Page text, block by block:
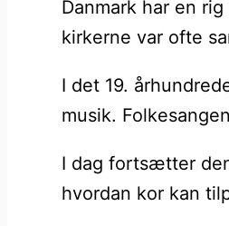
Danmark har en
kirkerne var ofte
I det 19.
musik.
I dag fortsætter
hvordan kor kan